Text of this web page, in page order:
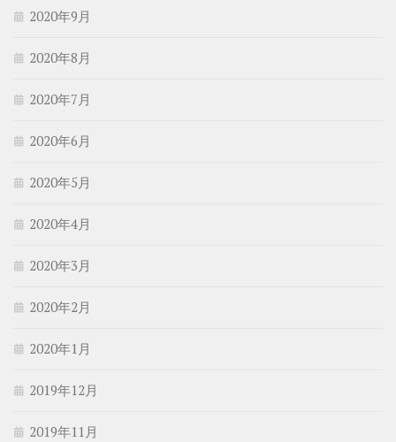
2020年9月
2020年8月
2020年7月
2020年6月
2020年5月
2020年4月
2020年3月
2020年2月
2020年1月
2019年12月
2019年11月